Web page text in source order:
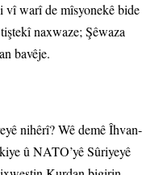
vî warî de mîsyonekê bide
naxwaze; Şêwaza
bavêje.
nihêrî? Wê demê Îhvan-
û NATO’yê Sûriyeyê